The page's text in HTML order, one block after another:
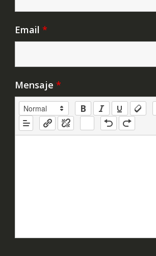
Email *
Mensaje *